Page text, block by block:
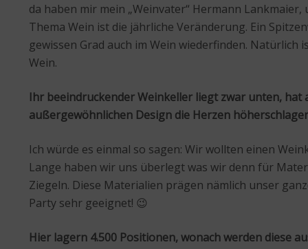
da haben mir mein „Weinvater“ Hermann
Thema Wein ist die jährliche Veränderung. Ein
gewissen Grad auch im Wein wiederfinden.
Wein.
Ihr beeindruckender Weinkeller liegt zwar unten,
außergewöhnlichen Design die Herzen
Ich würde es einmal so sagen: Wir wollten einen
Lange haben wir uns überlegt was wir denn für
Ziegeln. Diese Materialien prägen nämlich unser
Party sehr geeignet! 😉
Hier lagern 4.500 Positionen, wonach werden diese